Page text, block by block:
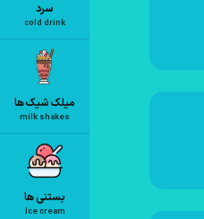
سرد
cold drink
میلک شیک ها
milk shakes
بستنی ها
Ice cream